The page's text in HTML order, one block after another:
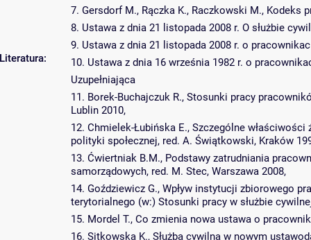
Literatura:
7. Gersdorf M., Rączka K., Raczkowski M., Kodeks
8. Ustawa z dnia 21 listopada 2008 r. O służbie
9. Ustawa z dnia 21 listopada 2008 r. o
10. Ustawa z dnia 16 września 1982 r. o
Uzupełniająca
11. Borek-Buchajczuk R., Stosunki pracy
Lublin 2010,
12. Chmielek-Łubińska E., Szczególne
polityki społecznej, red. A. Świątkowski, Kraków
13. Ćwiertniak B.M., Podstawy zatrudniania
samorządowych, red. M. Stec, Warszawa 2008,
14. Goździewicz G., Wpływ instytucji zbiorowego
terytorialnego (w:) Stosunki pracy w służbie
15. Mordel T., Co zmienia nowa ustawa o
16. Sitkowska K., Służba cywilna w nowym